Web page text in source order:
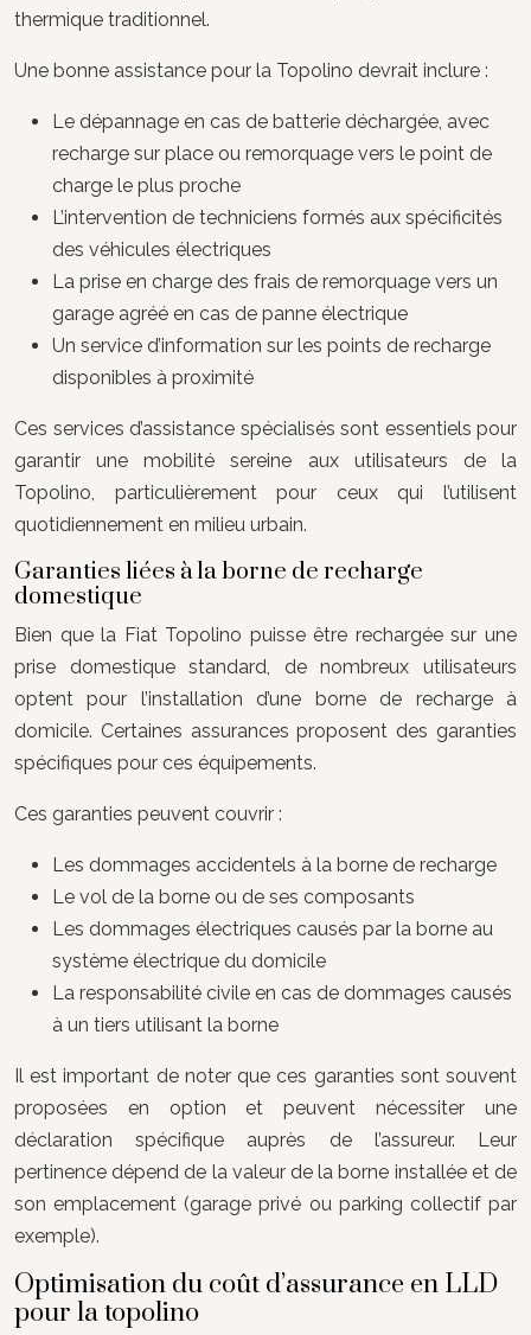
thermique traditionnel.
Une bonne assistance pour la Topolino devrait inclure :
Le dépannage en cas de batterie déchargée, avec
recharge sur place ou remorquage vers le point de
charge le plus proche
L’intervention de techniciens formés aux spécificités
des véhicules électriques
La prise en charge des frais de remorquage vers un
garage agréé en cas de panne électrique
Un service d’information sur les points de recharge
disponibles à proximité
Ces services d’assistance spécialisés sont essentiels pour
garantir une mobilité sereine aux utilisateurs de la
Topolino, particulièrement pour ceux qui l’utilisent
quotidiennement en milieu urbain.
Garanties liées à la borne de recharge
domestique
Bien que la Fiat Topolino puisse être rechargée sur une
prise domestique standard, de nombreux utilisateurs
optent pour l’installation d’une borne de recharge à
domicile. Certaines assurances proposent des garanties
spécifiques pour ces équipements.
Ces garanties peuvent couvrir :
Les dommages accidentels à la borne de recharge
Le vol de la borne ou de ses composants
Les dommages électriques causés par la borne au
système électrique du domicile
La responsabilité civile en cas de dommages causés
à un tiers utilisant la borne
Il est important de noter que ces garanties sont souvent
proposées en option et peuvent nécessiter une
déclaration spécifique auprès de l’assureur. Leur
pertinence dépend de la valeur de la borne installée et de
son emplacement (garage privé ou parking collectif par
exemple).
Optimisation du coût d’assurance en LLD
pour la topolino